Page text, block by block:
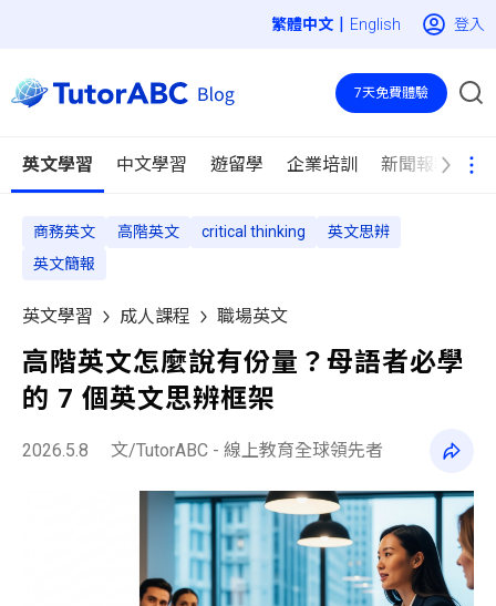
| English 登入
英文學習 中文學習 遊留學 企業培訓 新聞報導
7天免費體驗
商務英文 高階英文 critical thinking
英文思辨
英文簡報
英文學習 成人課程 職場英文
高階英文怎麼說有份量？母語者必學
的 7 個英文思辨框架
2026.5.8 文/TutorABC - 線上教育全球領先者